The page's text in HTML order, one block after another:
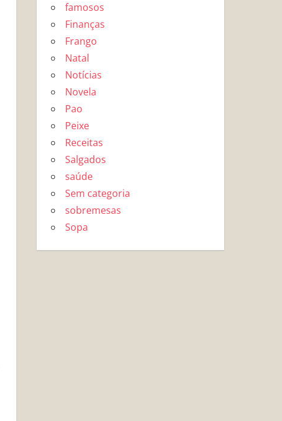
famosos
Finanças
Frango
Natal
Notícias
Novela
Pao
Peixe
Receitas
Salgados
saúde
Sem categoria
sobremesas
Sopa